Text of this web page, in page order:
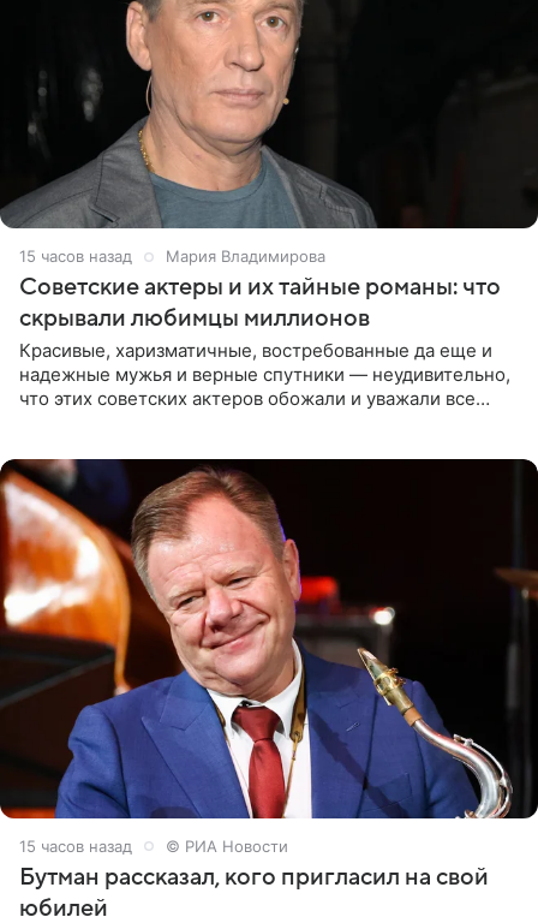
15 часов назад Мария Владимирова
Советские актеры и их тайные романы: что
скрывали любимцы миллионов
Красивые, харизматичные, востребованные да еще и
надежные мужья и верные спутники — неудивительно,
что этих советских актеров обожали и уважали все
15 часов назад © РИА Новости
Бутман рассказал, кого пригласил на свой
юбилей